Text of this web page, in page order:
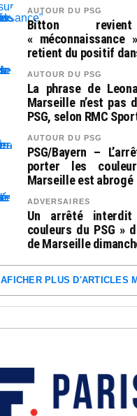
AUTOUR DU PSG
Bitton
« méconnaissance
retient du positif
AUTOUR DU PSG
La phrase de
Marseille n’est pas
PSG, selon RMC
AUTOUR DU PSG
PSG/Bayern –
porter les
Marseille est abrogé
ADVERSAIRES
Un arrêté
couleurs du PSG »
de Marseille
AFICHER PLUS D'ARTICLES